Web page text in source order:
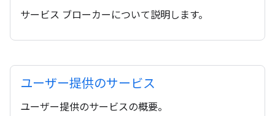
サービス ブローカーについて説明します。
ユーザー提供のサービス
ユーザー提供のサービスの概要。